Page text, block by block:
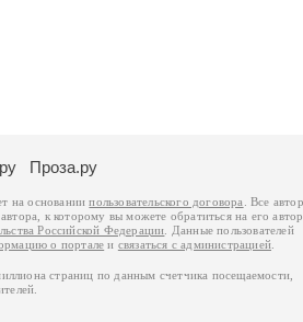
Проза.ру
на основаниипользовательского договора
. Все
к которому вы можете обратиться на его
Российской Федерации . Данные пользователей
о портале и связаться с администрацией
страниц по данным счетчика посещаемости,